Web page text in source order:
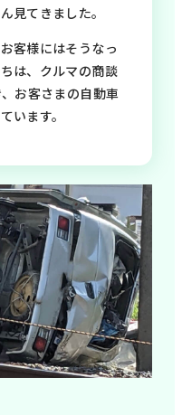
見てきました。
客様にはそうなっ
は、クルマの商談
お客さまの自動車
います。